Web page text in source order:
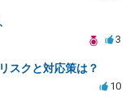
3
スクと対応策は？
10